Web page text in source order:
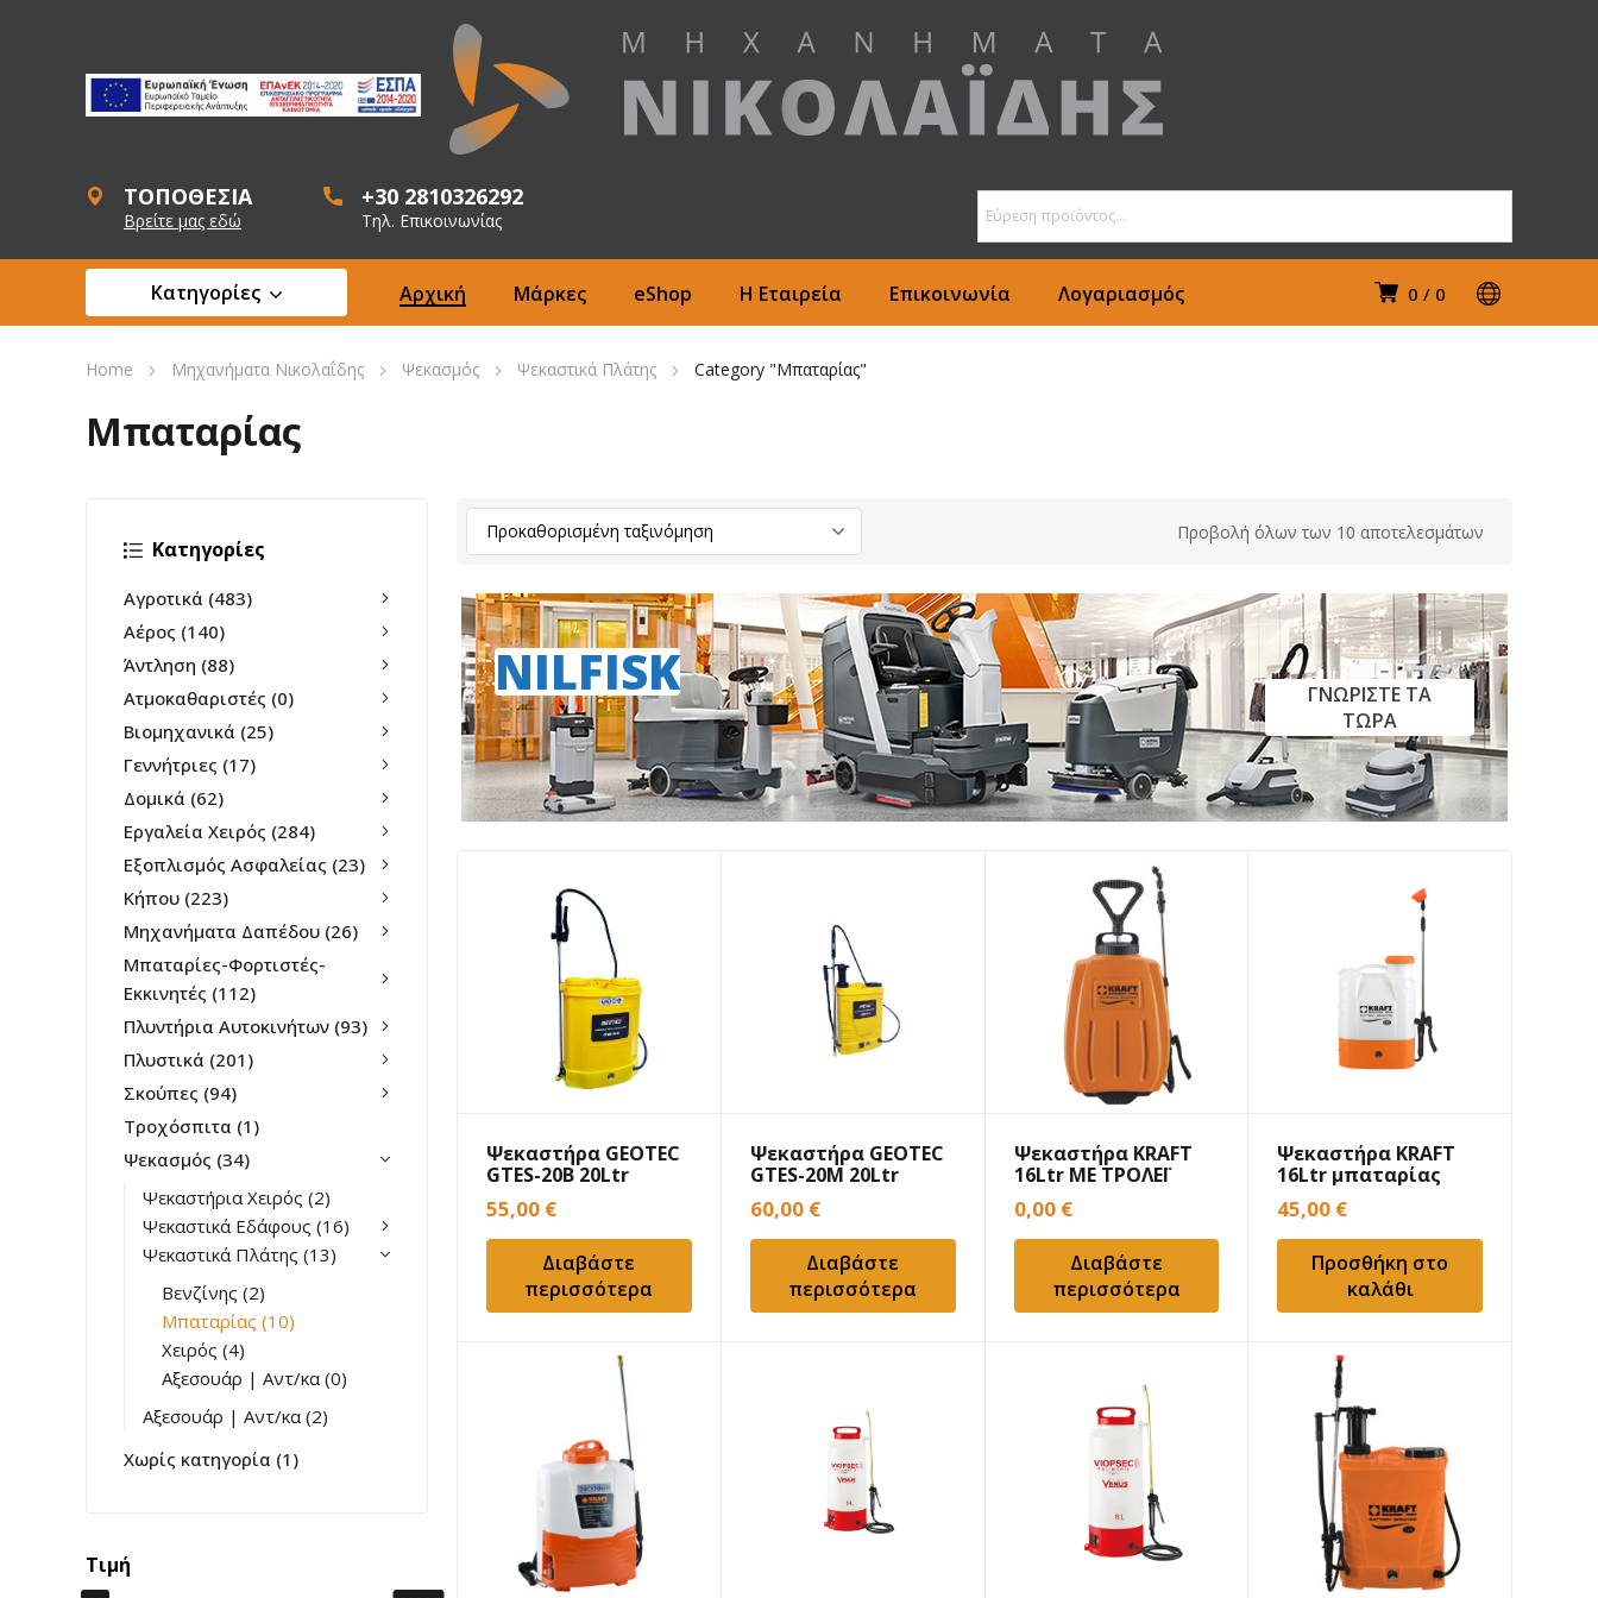
ΤΟΠΟΘΕΣΙΑ
Βρείτε μας εδώ
+30 2810326292
Τηλ. Επικοινωνίας
0 0
Κατηγορίες Αρχική Μάρκες eShop Η Εταιρεία Επικοινωνία Λογαριασμός
Home Μηχανήματα Νικολαΐδης Ψεκασμός Ψεκαστικά Πλάτης Category "Μπαταρίας"
Μπαταρίας
Κατηγορίες
Αγροτικά (483)
Αέρος (140)
Άντληση (88)
Ατμοκαθαριστές (0)
Βιομηχανικά (25)
Γεννήτριες (17)
Δομικά (62)
Εργαλεία Χειρός (284)
Εξοπλισμός Ασφαλείας (23)
Κήπου (223)
Μηχανήματα Δαπέδου (26)
Μπαταρίες-Φορτιστές-
Εκκινητές (112)
Πλυντήρια Αυτοκινήτων (93)
Πλυστικά (201)
Σκούπες (94)
Τροχόσπιτα (1)
Ψεκασμός (34)
Ψεκαστήρια Χειρός (2)
Ψεκαστικά Εδάφους (16)
Ψεκαστικά Πλάτης (13)
Βενζίνης (2)
Μπαταρίας (10)
Χειρός (4)
Αξεσουάρ | Αντ/κα (0)
Αξεσουάρ | Αντ/κα (2)
Χωρίς κατηγορία (1)
Τιμή
Προβολή όλων των 10 αποτελεσμάτων
NILFISK
ΓΝΩΡΙΣΤΕ ΤΑ
ΤΩΡΑ
Ψεκαστήρα GEOTEC
GTES-20B 20Ltr
μπαταρίας
55,00 €
Διαβάστε
περισσότερα
Ψεκαστήρα GEOTEC
GTES-20M 20Ltr
μπαταρίας 2 σε 1
60,00 €
Διαβάστε
περισσότερα
Ψεκαστήρα KRAFT
16Ltr ΜΕ ΤΡΟΛΕΪ
μπαταρίας λιθίου
0,00 €
Διαβάστε
περισσότερα
Ψεκαστήρα KRAFT
16Ltr μπαταρίας
45,00 €
Προσθήκη στο
καλάθι